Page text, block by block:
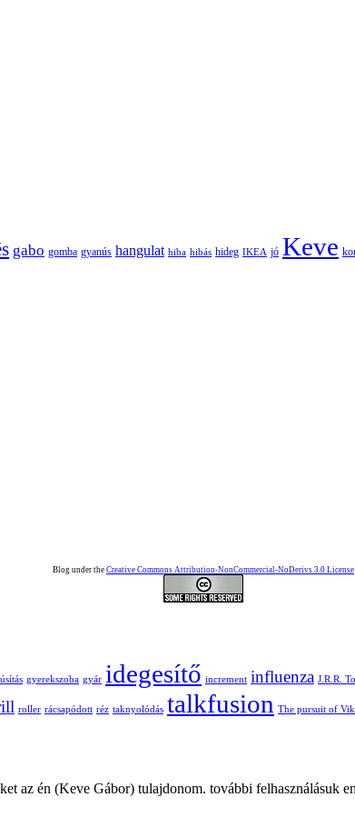
gabo gomba gyanús hangulat hiba hibás hideg IKEA jó Keve
Blog under the Creative Commons Attribution-NonCommercial-NoDerivs 3.0 License
gyerekszoba gyár idegesítő increment influenza J.R.R.
roller rácsapódott réz taknyolódás talkfusion The pursuit of
az én (Keve Gábor) tulajdonom. további felhasználásuk